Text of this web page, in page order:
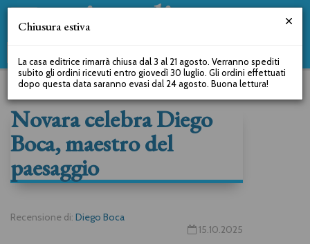
Novara celebra Diego
Boca, maestro del
paesaggio
Recensione di: Diego Boca
15.10.2025
Chiusura estiva
La casa editrice rimarrà chiusa dal 3 al 21 agosto. Verranno spediti
subito gli ordini ricevuti entro giovedì 30 luglio. Gli ordini effettuati
dopo questa data saranno evasi dal 24 agosto. Buona lettura!